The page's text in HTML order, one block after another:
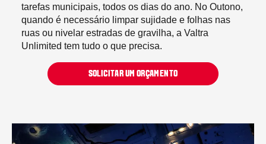
tarefas municipais, todos os dias do ano. No Outono,
quando é necessário limpar sujidade e folhas nas
ruas ou nivelar estradas de gravilha, a Valtra
Unlimited tem tudo o que precisa.
SOLICITAR UM ORÇAMENTO